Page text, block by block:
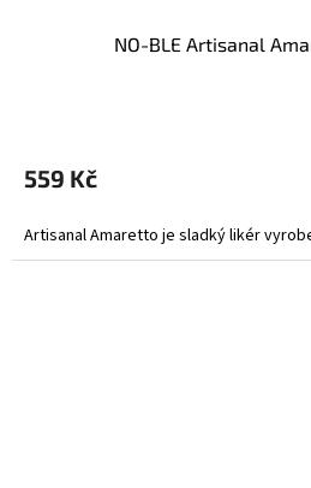
NO-BLE Artisanal
559 Kč
Artisanal Amaretto je sladký likér